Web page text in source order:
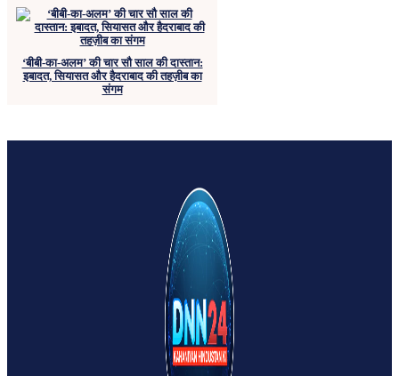
‘बीबी-का-अलम’ की चार सौ साल की दास्तान:
इबादत, सियासत और हैदराबाद की तहज़ीब का
संगम